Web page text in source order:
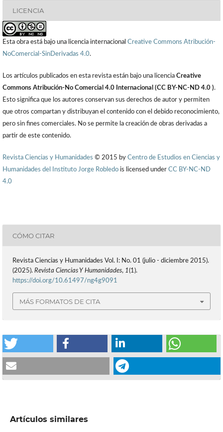
LICENCIA
Esta obra está bajo una licencia internacional Creative Commons Atribución-
NoComercial-SinDerivadas 4.0.
Los artículos publicados en esta revista están bajo una licencia Creative
Commons Atribución-No Comercial 4.0 Internacional (CC BY-NC-ND 4.0 ).
Esto significa que los autores conservan sus derechos de autor y permiten
que otros compartan y distribuyan el contenido con el debido reconocimiento,
pero sin fines comerciales. No se permite la creación de obras derivadas a
partir de este contenido.
Revista Ciencias y Humanidades © 2015 by Centro de Estudios en Ciencias y
Humanidades del Instituto Jorge Robledo is licensed under CC BY-NC-ND
4.0
CÓMO CITAR
Revista Ciencias y Humanidades Vol. I: No. 01 (julio - diciembre 2015).
(2025). Revista Ciencias Y Humanidades, 1(1).
https://doi.org/10.61497/ng4g9091
MÁS FORMATOS DE CITA
Artículos similares